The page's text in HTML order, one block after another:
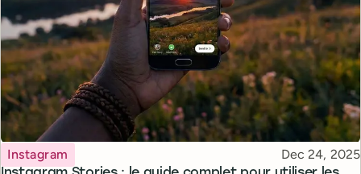
Topic
Instagram Published
Dec 24, 2025